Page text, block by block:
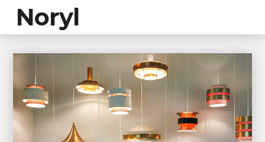
Noryl